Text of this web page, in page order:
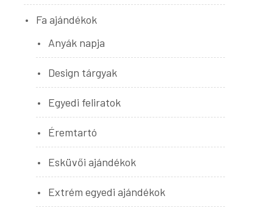
Fa ajándékok
Anyák napja
Design tárgyak
Egyedi feliratok
Éremtartó
Esküvői ajándékok
Extrém egyedi ajándékok